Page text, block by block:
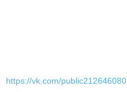
https://vk.com/public212646080